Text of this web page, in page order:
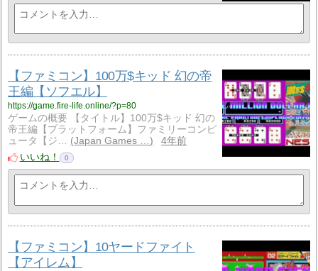
【ファミコン】100万$キッド 幻の帝
王編【ソフエル】
https://game.fire-life.online/?p=80
ゲームの概要 【タイトル】100万$キッド 幻の
帝王編【プラットフォーム】ファミリーコンピ
ュータ【ジ…
Japan Games …
4年前
いいね！
0
【ファミコン】10ヤードファイト
【アイレム】